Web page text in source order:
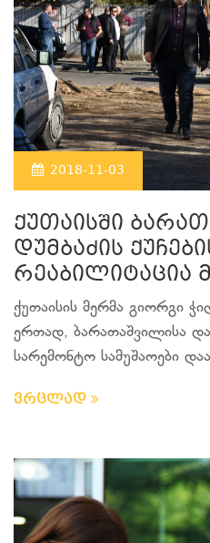
2018-11-03
ქუთაისში
დუმბაძის
რეაბილიტაცია
ქუთაისის მერმა გიორგი
ერთად, ბარათაშვილისა და
სარემონტო სამუშაოები
ვრცლად